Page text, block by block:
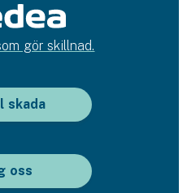
gör skillnad.
skada
oss